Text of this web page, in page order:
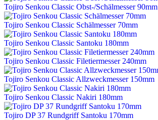
Tojiro Senkou Classic Obst-/Schälmesser 90mm
Tojiro Senkou Classic Schälmesser 70mm
Tojiro Senkou Classic Santoku 180mm
Tojiro Senkou Classic Filetiermesser 240mm
Tojiro Senkou Classic Allzweckmesser 150mm
Tojiro Senkou Classic Nakiri 180mm
Tojiro DP 37 Rundgriff Santoku 170mm